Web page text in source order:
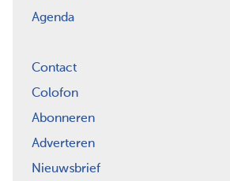
Agenda
Contact
Colofon
Abonneren
Adverteren
Nieuwsbrief